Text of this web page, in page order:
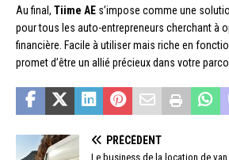
Au final, Tiime AE s’impose comme une
pour tous les auto-entrepreneurs cherchant à
financière. Facile à utiliser mais riche en
promet d’être un allié précieux dans votre
PRÉCÉDENT
Le business de la location de